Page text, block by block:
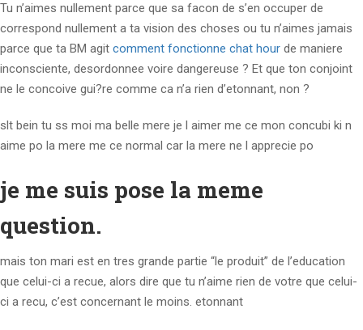
Tu n’aimes nullement parce que sa facon de s’en occuper de
correspond nullement a ta vision des choses ou tu n’aimes jamais
parce que ta BM agit comment fonctionne chat hour de maniere
inconsciente, desordonnee voire dangereuse ? Et que ton conjoint
ne le concoive gui?re comme ca n’a rien d’etonnant, non ?
slt bein tu ss moi ma belle mere je l aimer me ce mon concubi ki n
aime po la mere me ce normal car la mere ne l apprecie po
je me suis pose la meme
question.
mais ton mari est en tres grande partie “le produit” de l’education
que celui-ci a recue, alors dire que tu n’aime rien de votre que celui-
ci a recu, c’est concernant le moins. etonnant